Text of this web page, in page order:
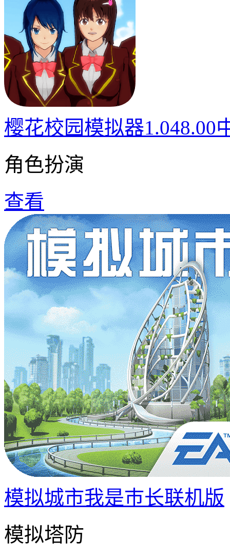
樱花校园模拟器1.048.00
角色扮演
查看
模拟城市我是巿长联机版
模拟塔防